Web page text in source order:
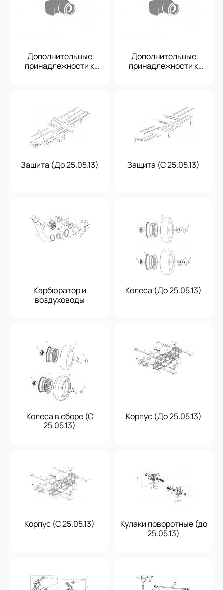
Дополнительные
принадлежности к
Дополнительные
принадлежности к
Защита (До 25.05.13) Защита (С 25.05.13)
Карбюратор и
воздуховоды
Колеса (До 25.05.13)
Колеса в сборе (С
25.05.13)
Корпус (До 25.05.13)
Корпус (С 25.05.13)
Кулаки поворотные (до
25.05.13)